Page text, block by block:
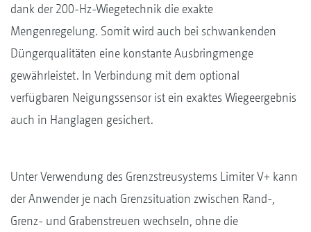
dank der 200-Hz-Wiegetechnik die exakte
Mengenregelung. Somit wird auch bei schwankenden
Düngerqualitäten eine konstante Ausbringmenge
gewährleistet. In Verbindung mit dem optional
verfügbaren Neigungssensor ist ein exaktes Wiegeergebnis
auch in Hanglagen gesichert.
Unter Verwendung des Grenzstreusystems Limiter V+ kann
der Anwender je nach Grenzsituation zwischen Rand-,
Grenz- und Grabenstreuen wechseln, ohne die